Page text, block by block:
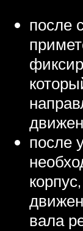
после
после
вала